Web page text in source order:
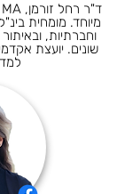
מיוחד. מומחית
וחברתיות, ובאיתור
שונים. יועצת